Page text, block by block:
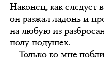
Наконец, как следует
он разжал ладонь и
на любую из
полу подушек.
— Только ко мне